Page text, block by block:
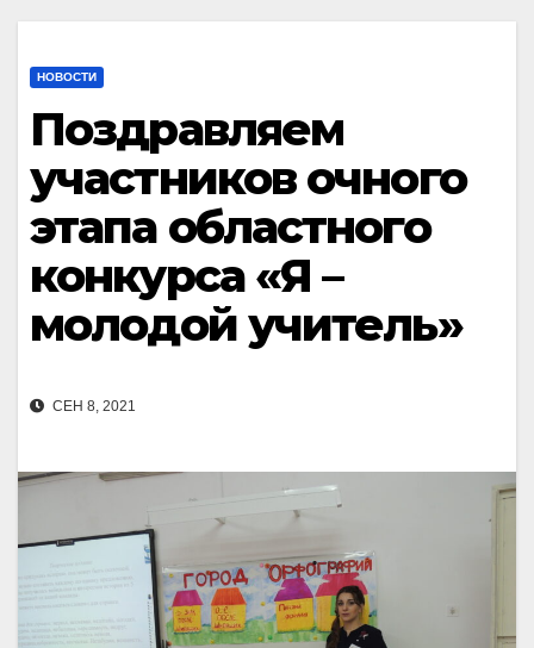
НОВОСТИ
Поздравляем
участников очного
этапа областного
конкурса «Я –
молодой учитель»
СЕН 8, 2021